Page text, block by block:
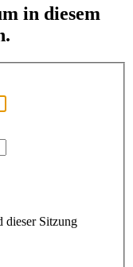
in diesem
dieser Sitzung